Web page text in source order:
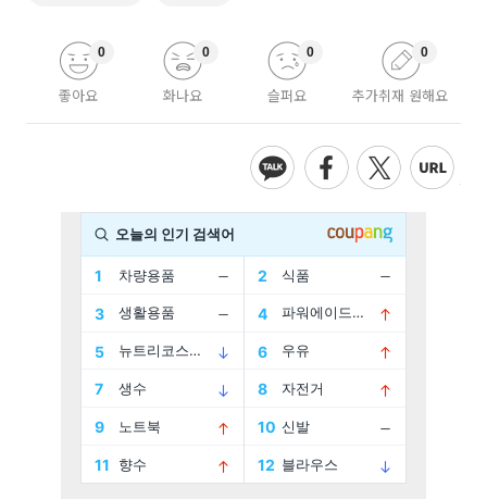
좋아요
0
화나요
0
슬퍼요
0
추가취재 원해요
0